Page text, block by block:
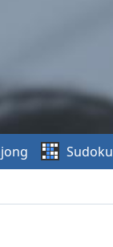
Sudoku